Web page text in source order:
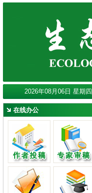
2026年08月06日 星期四
在线办公